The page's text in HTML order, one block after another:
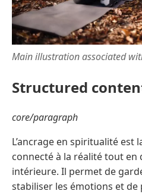
Main illustration associated
Structured
core/paragraph
L’ancrage en spiritualité est
connecté à la réalité tout en
intérieure. Il permet de
stabiliser les émotions et